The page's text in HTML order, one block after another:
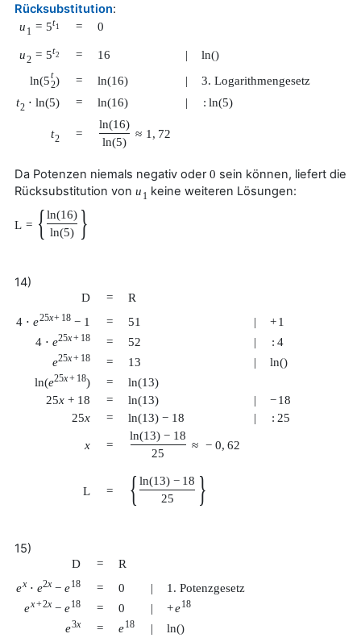
Rücksubstitution:
u 1 = 5t1 = 0
u2 = 5t2 = 16 | ln()
ln(5t
2) = ln(16) |
3. Logarithmengesetz
t2 ⋅ ln(5) = ln(16) | : ln(5)
t2 =
ln(16)
ln(5)
≈ 1 , 72
Da Potenzen niemals negativ oder0 sein können, liefert die
Rücksubstitution von u 1 keine weiteren Lösungen:
L = {ln(16)
ln(5) }
14)
D =
R
4 ⋅ e25x+ 18 − 1 = 51 | +1
4 ⋅ e25x+ 18 = 52 | : 4
e25x+ 18 = 13 | ln()
ln(e25x+ 18) = ln(13)
25x + 18 = ln(13) | −18
25x = ln(13) − 18 | : 25
x =
ln(13) − 18
25
≈ − 0, 62
L = { ln(13) − 18
25
}
15)
D =
R
ex ⋅ e2x − e18 = 0 |
1. Potenzgesetz
ex+2x − e18 = 0 | +e18
e3x = e18 | ln()